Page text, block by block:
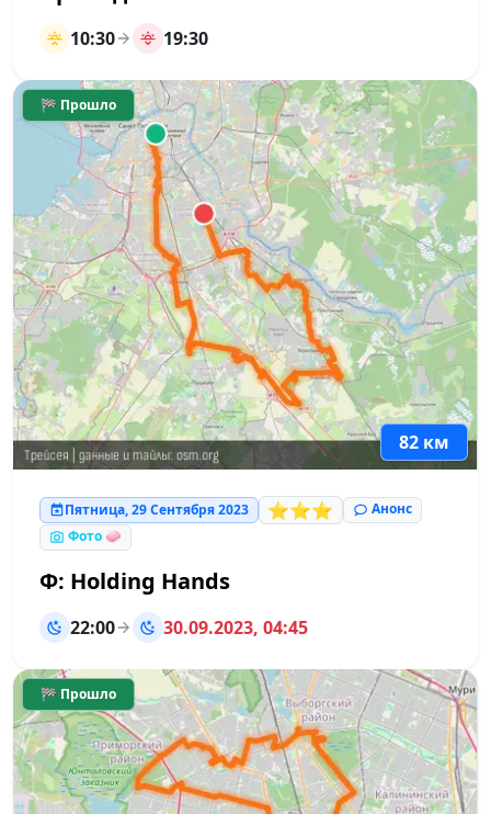
10:30 19:30
🏁 Прошло
82 км
Пятница, 29 Сентября 2023 ⭐⭐⭐
Анонс
Фото 🧼
Ф: Holding Hands
22:00 30.09.2023, 04:45
🏁 Прошло